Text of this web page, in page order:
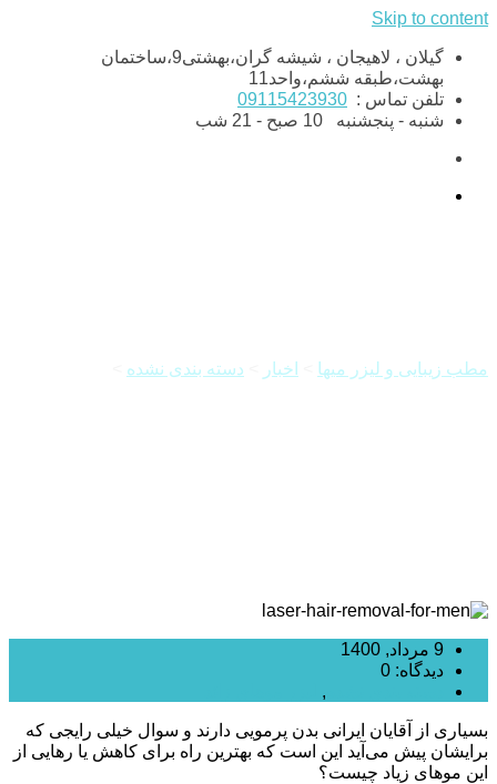
Skip to content
گیلان ، لاهیجان ، شیشه گران،بهشتی9،ساختمان
بهشت،طبقه ششم،واحد11
تلفن تماس : 09115423930
شنبه - پنجشنبه
مطب زیبایی و لیزر میها اخبار دسته بندی نشده
9 مرداد, 1400
دیدگاه: 0
,
بسیاری از آقایان ایرانی بدن پرمویی دارند و سوال خیلی رایجی که
برایشان پیش می‌آید این است که بهترین راه برای کاهش یا رهایی از
این موهای زیاد چیست؟